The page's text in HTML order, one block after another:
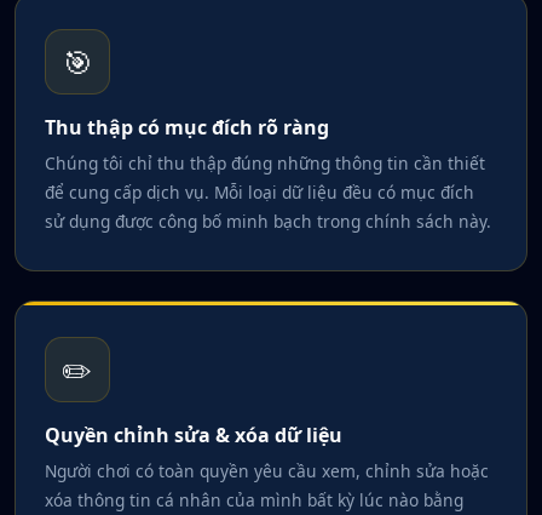
🎯
Thu thập có mục đích rõ ràng
Chúng tôi chỉ thu thập đúng những thông tin cần thiết
để cung cấp dịch vụ. Mỗi loại dữ liệu đều có mục đích
sử dụng được công bố minh bạch trong chính sách này.
✏️
Quyền chỉnh sửa & xóa dữ liệu
Người chơi có toàn quyền yêu cầu xem, chỉnh sửa hoặc
xóa thông tin cá nhân của mình bất kỳ lúc nào bằng